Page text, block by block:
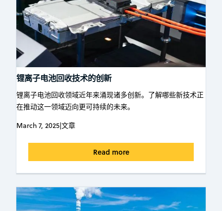
锂离子电池回收技术的创新
锂离子电池回收领域近年来涌现诸多创新。了解哪些新技术正
在推动这一领域迈向更可持续的未来。
March 7, 2025|文章
Read more